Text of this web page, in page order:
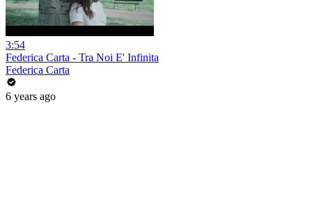
3:54
Federica Carta - Tra Noi E' Infinita
Federica Carta
6 years ago